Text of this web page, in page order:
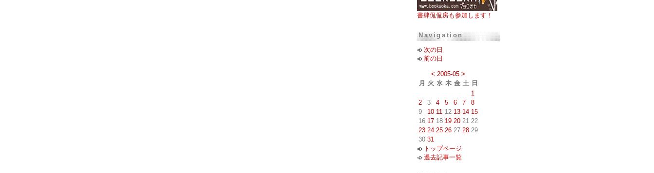
書肆侃侃房も参加します！
Navigation
次の日
前の日
< 2005-05 >
月
火 水 木 金 土 日
1
2
3 4 5 6 7
8
9
10 11 12 13 14 15
16 17 18 19 20 21 22
23 24 25 26 27 28 29
30 31
トップページ
過去記事一覧